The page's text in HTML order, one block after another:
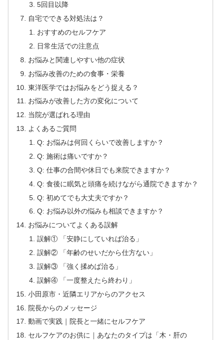
5回目以降
自宅でできる対処法は？
おすすめのセルフケア
日常生活での注意点
お悩みと関連しやすい他の症状
お悩み改善のための食事・栄養
東洋医学ではお悩みをどう捉える？
お悩みが改善した方の変化について
当院が選ばれる理由
よくあるご質問
Q: お悩みは何回くらいで改善しますか？
Q: 施術は痛いですか？
Q: 仕事の合間や休日でも来院できますか？
Q: 食後に眠気と頭痛を続けながら通院できますか？
Q: 初めてでも大丈夫ですか？
Q: お悩み以外の悩みも相談できますか？
お悩みについてよくある誤解
誤解① 「安静にしていれば治る」
誤解② 「年齢のせいだから仕方ない」
誤解③ 「強く揉めば治る」
誤解④ 「一度整えたら終わり」
小田原市・近隣エリアからのアクセス
院長からのメッセージ
動画で実践｜院長と一緒にセルフケア
セルフケアのお供に｜あなたのタイプは「木・肝の